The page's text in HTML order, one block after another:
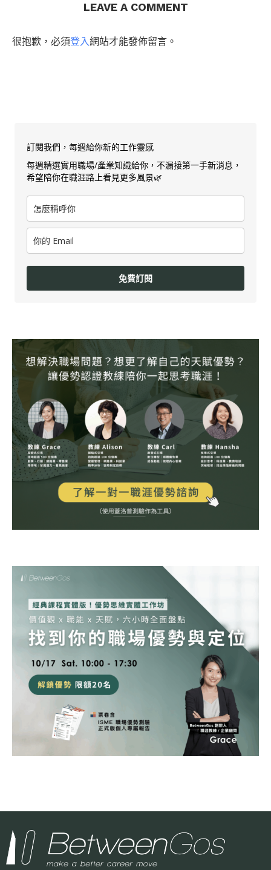
LEAVE A COMMENT
很抱歉，必須登入網站才能發佈留言。
訂閱我們，每週給你新的工作靈感
每週精選實用職場/產業知識給你，不漏接第一手新消息，
希望陪你在職涯路上看見更多風景🌿
免費訂閱